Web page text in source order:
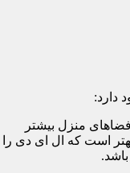
دارد:
منزل بیشتر
است که ال ای دی را